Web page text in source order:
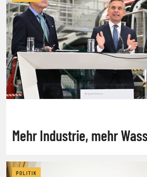
Mehr Industrie, mehr
POLITIK